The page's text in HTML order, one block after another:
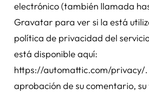
electrónico (también llamada
Gravatar para ver si la está
política de privacidad del
está disponible aquí:
https://automattic.com/privacy/.
aprobación de su comentario,